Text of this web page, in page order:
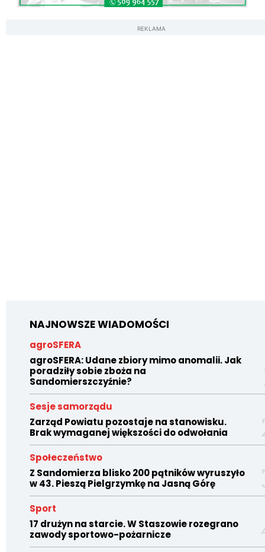
REKLAMA
NAJNOWSZE WIADOMOŚCI
agroSFERA
agroSFERA: Udane zbiory mimo anomalii. Jak
poradziły sobie zboża na
Sandomierszczyźnie?
Sesje samorządu
Zarząd Powiatu pozostaje na stanowisku.
Brak wymaganej większości do odwołania
Społeczeństwo
Z Sandomierza blisko 200 pątników wyruszyło
w 43. Pieszą Pielgrzymkę na Jasną Górę
Sport
17 drużyn na starcie. W Staszowie rozegrano
zawody sportowo-pożarnicze